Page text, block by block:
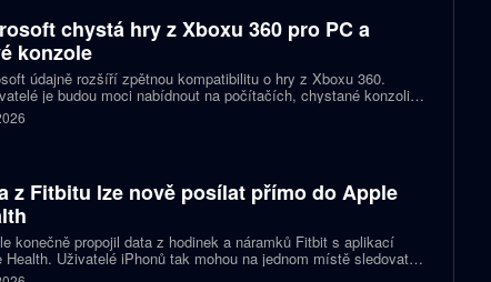
chystá hry z Xboxu 360 pro PC a
konzole
údajně rozšíří zpětnou kompatibilitu o hry z Xboxu 360.
je budou moci nabídnout na počítačích, chystané konzoli
Helix i přenosných zařízeních. První tituly by mohly dorazit
let 2027 a 2028.
z Fitbitu lze nově posílat přímo do Apple
konečně propojil data z hodinek a náramků Fitbit s aplikací
Health. Uživatelé iPhonů tak mohou na jednom místě sledovat
cvičení, spánek i zdravotní údaje. Novinka odstraňuje omezení,